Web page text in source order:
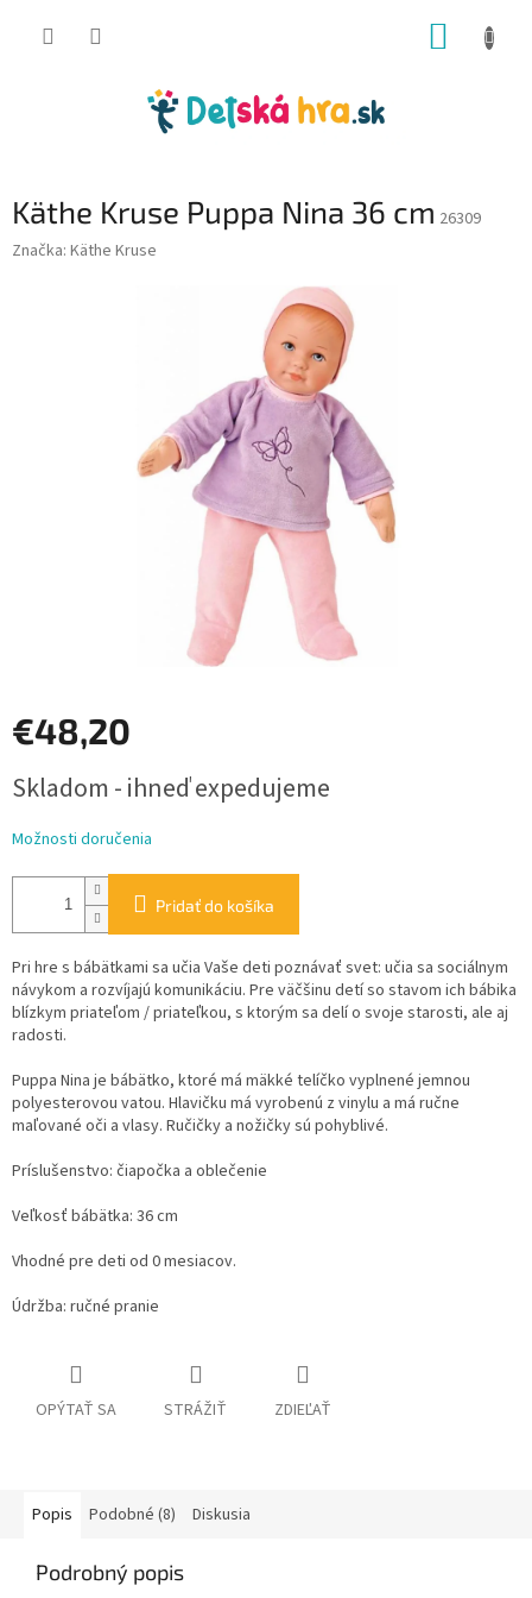
Käthe Kruse Puppa Nina 36 cm 26309
Značka: Käthe Kruse
€48,20
cena:
Skladom - ihneď expedujeme
Možnosti doručenia
Pridať do košíka
Pri hre s bábätkami sa učia Vaše deti poznávať svet: učia sa sociálnym
návykom a rozvíjajú komunikáciu. Pre väčšinu detí so stavom ich bábika
blízkym priateľom / priateľkou, s ktorým sa delí o svoje starosti, ale aj
radosti.
Puppa Nina je bábätko, ktoré má mäkké telíčko vyplnené jemnou
polyesterovou vatou. Hlavičku má vyrobenú z vinylu a má ručne
maľované oči a vlasy. Ručičky a nožičky sú pohyblivé.
Príslušenstvo: čiapočka a oblečenie
Veľkosť bábätka: 36 cm
Vhodné pre deti od 0 mesiacov.
Údržba: ručné pranie
OPÝTAŤ SA STRÁŽIŤ ZDIEĽAŤ
Popis Podobné (8) Diskusia
Podrobný popis